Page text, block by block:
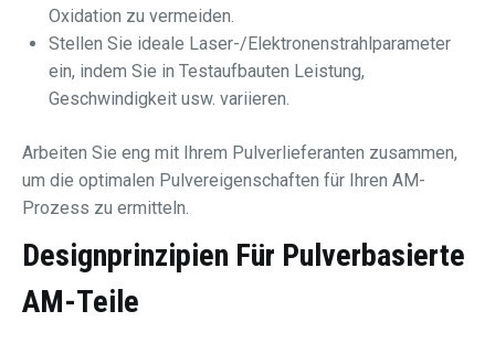
Oxidation zu vermeiden.
Stellen Sie ideale Laser-/Elektronenstrahlparameter
ein, indem Sie in Testaufbauten Leistung,
Geschwindigkeit usw. variieren.
Arbeiten Sie eng mit Ihrem Pulverlieferanten zusammen,
um die optimalen Pulvereigenschaften für Ihren AM-
Prozess zu ermitteln.
Designprinzipien Für Pulverbasierte
AM-Teile